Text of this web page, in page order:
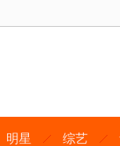
明星 综艺